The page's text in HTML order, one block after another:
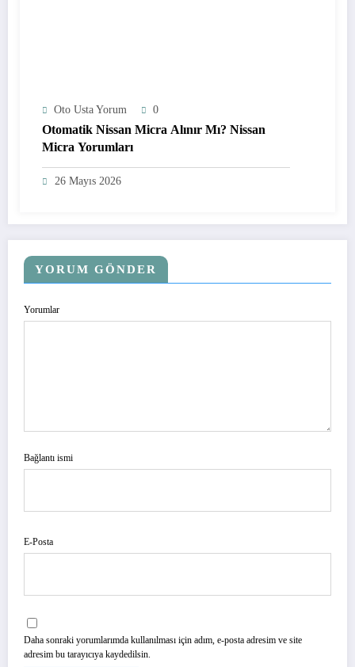
Oto Usta Yorum 0
Otomatik Nissan Micra Alınır Mı? Nissan
Micra Yorumları
26 Mayıs 2026
YORUM GÖNDER
Yorumlar
Bağlantı ismi
E-Posta
Daha sonraki yorumlarımda kullanılması için adım, e-posta adresim ve site
adresim bu tarayıcıya kaydedilsin.